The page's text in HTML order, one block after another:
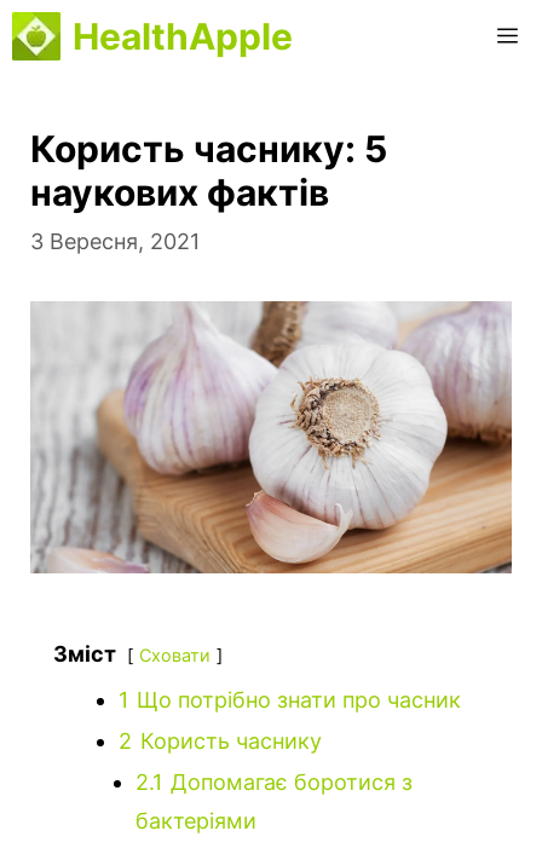
Перейти
до
HealthApple
Користь часнику: 5
наукових фактів
3 Вересня, 2021
Зміст Сховати
1 Що потрібно знати про часник
2 Користь часнику
2.1 Допомагає боротися з
бактеріями